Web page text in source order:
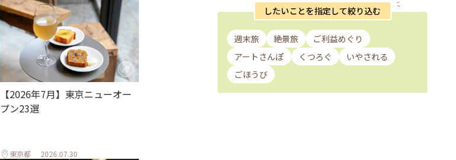
【2026年7月】東京ニューオー
プン23選
東京都 2026.07.30
したいことを指定して絞り込む
週末旅 絶景旅
ご利益めぐり
アートさんぽ
くつろぐ
いやされる
ごほうび